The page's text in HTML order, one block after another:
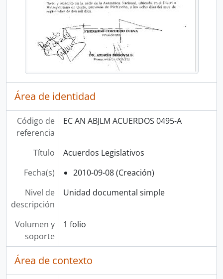
Área de identidad
Código de
referencia
EC AN ABJLM ACUERDOS 0495-A
Título
Acuerdos Legislativos
Fecha(s)
2010-09-08 (Creación)
Nivel de
descripción
Unidad documental simple
Volumen y
soporte
1 folio
Área de contexto